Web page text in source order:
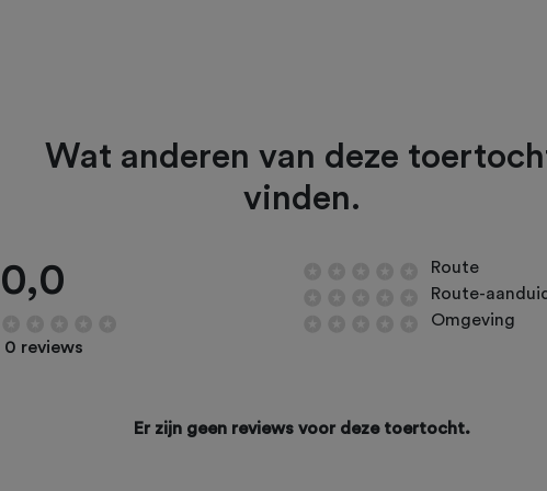
Wat anderen van deze
vinden.
0,0
0 reviews
Route
Route-
Omgeving
Er zijn geen reviews voor deze toertocht.